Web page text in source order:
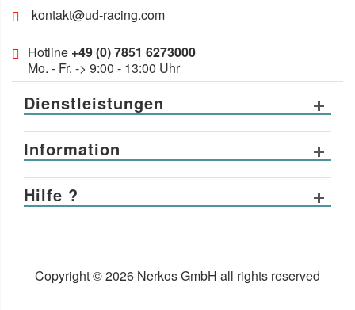
kontakt@ud-racing.com
Hotline +49 (0) 7851 6273000
Mo. - Fr. -> 9:00 - 13:00 Uhr
Dienstleistungen
Information
Hilfe ?
Copyright © 2026 Nerkos GmbH all rights reserved